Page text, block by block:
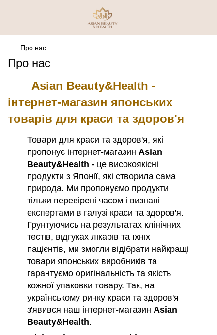
Про нас
Про нас
Asian Beauty&Health -
інтернет-магазин японських
товарів для краси та здоров'я
Товари для краси та здоров'я, які
пропонує інтернет-магазин Asian
Beauty&Health - це високоякісні
продукти з Японії, які створила сама
природа. Ми пропонуємо продукти
тільки перевірені часом і визнані
експертами в галузі краси та здоров'я.
Грунтуючись на результатах клінічних
тестів, відгуках лікарів та їхніх
пацієнтів, ми змогли відібрати найкращі
товари японських виробників та
гарантуємо оригінальність та якість
кожної упаковки товару. Так, на
українському ринку краси та здоров'я
з'явився наш інтернет-магазин Asian
Beauty&Health.